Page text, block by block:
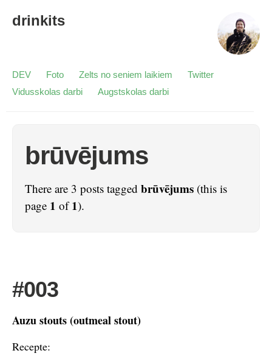
drinkits
DEV Foto Zelts no seniem laikiem
Twitter
Vidusskolas darbi
Augstskolas darbi
brūvējums
There are 3 posts tagged brūvējums (this is
page 1 of1).
#003
Auzu stouts (outmeal stout)
Recepte: